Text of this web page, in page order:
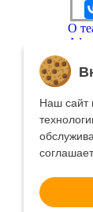
О
©
Наш сайт